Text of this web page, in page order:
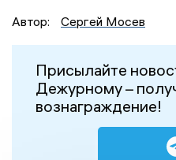
Автор:
Сергей Мосев
Присылайте
Дежурному –
вознаграждение!